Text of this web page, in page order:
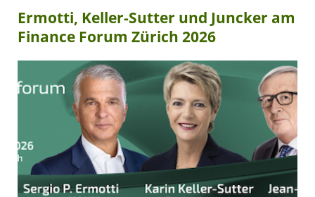
Ermotti, Keller-Sutter und Juncker am
Finance Forum Zürich 2026